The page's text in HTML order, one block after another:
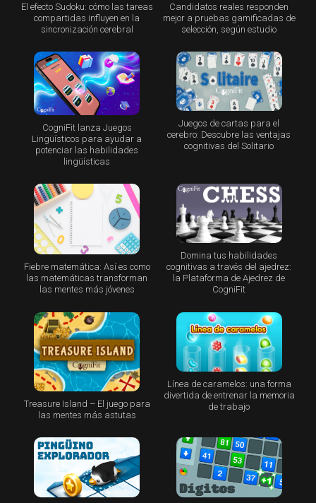
El efecto Sudoku: cómo las tareas
compartidas influyen en la
sincronización cerebral
Candidatos reales responden
mejor a pruebas gamificadas de
selección, según estudio
CogniFit lanza Juegos
Lingüísticos para ayudar a
potenciar las habilidades
lingüísticas
Juegos de cartas para el
cerebro: Descubre las ventajas
cognitivas del Solitario
Fiebre matemática: Así es como
las matemáticas transforman
las mentes más jóvenes
Domina tus habilidades
cognitivas a través del ajedrez:
la Plataforma de Ajedrez de
CogniFit
Treasure Island – El juego para
las mentes más astutas
Línea de caramelos: una forma
divertida de entrenar la memoria
de trabajo